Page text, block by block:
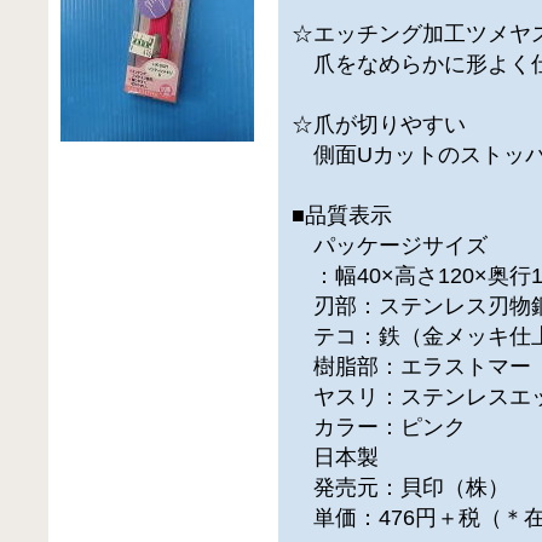
☆エッチング加工ツメヤ
爪をなめらかに形よく
☆爪が切りやすい
側面Uカットのストッ
■品質表示
パッケージサイズ
：幅40×高さ120×奥行
刃部：ステンレス刃物
テコ：鉄（金メッキ仕
樹脂部：エラストマー
ヤスリ：ステンレスエ
カラー：ピンク
日本製
発売元：貝印（株）
単価：476円＋税（＊